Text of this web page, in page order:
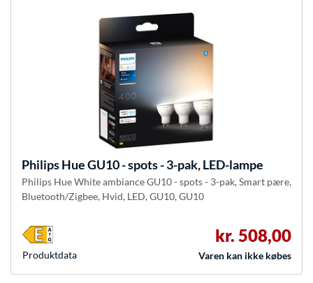
Philips HueGU10 - spots - 3-pak, LED-lampe
Philips Hue White ambiance GU10 - spots - 3-pak, Smart pære,
Bluetooth/Zigbee, Hvid, LED, GU10, GU10
kr. 508,00
Varen kan ikke købes
Produkt­data